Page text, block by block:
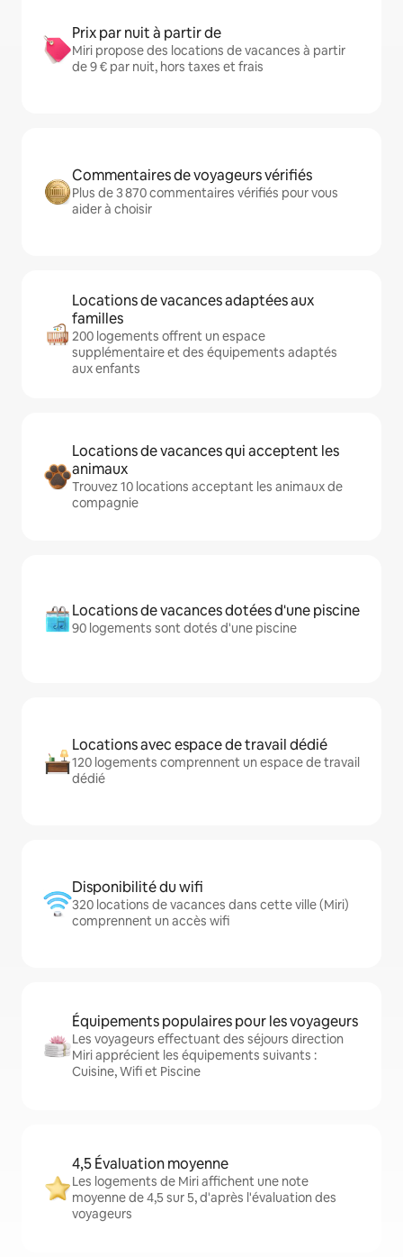
Prix par nuit à partir de
Miri propose des locations de vacances à partir
de 9 € par nuit, hors taxes et frais
Commentaires de voyageurs vérifiés
Plus de 3 870 commentaires vérifiés pour vous
aider à choisir
Locations de vacances adaptées aux
familles
200 logements offrent un espace
supplémentaire et des équipements adaptés
aux enfants
Locations de vacances qui acceptent les
animaux
Trouvez 10 locations acceptant les animaux de
compagnie
Locations de vacances dotées d'une piscine
90 logements sont dotés d'une piscine
Locations avec espace de travail dédié
120 logements comprennent un espace de travail
dédié
Disponibilité du wifi
320 locations de vacances dans cette ville (Miri)
comprennent un accès wifi
Équipements populaires pour les voyageurs
Les voyageurs effectuant des séjours direction
Miri apprécient les équipements suivants :
Cuisine, Wifi et Piscine
4,5 Évaluation moyenne
Les logements de Miri affichent une note
moyenne de 4,5 sur 5, d'après l'évaluation des
voyageurs